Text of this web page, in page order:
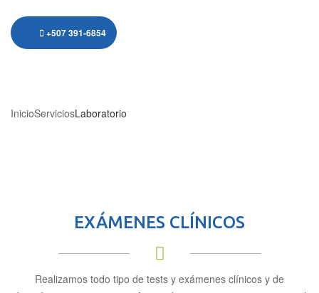
+507 391-6854
InicioServiciosLaboratorio
EXÁMENES CLÍNICOS
Realizamos todo tipo de tests y exámenes clínicos y de